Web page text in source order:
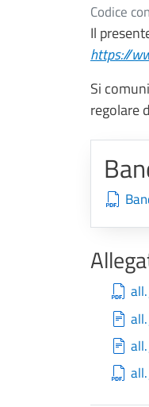
Codice
Il
https://
Si
regolare